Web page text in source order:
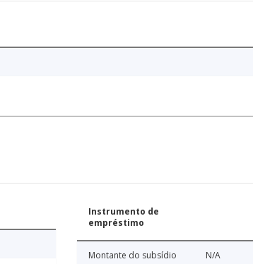
Instrumento de
empréstimo
Montante do subsídio N/A